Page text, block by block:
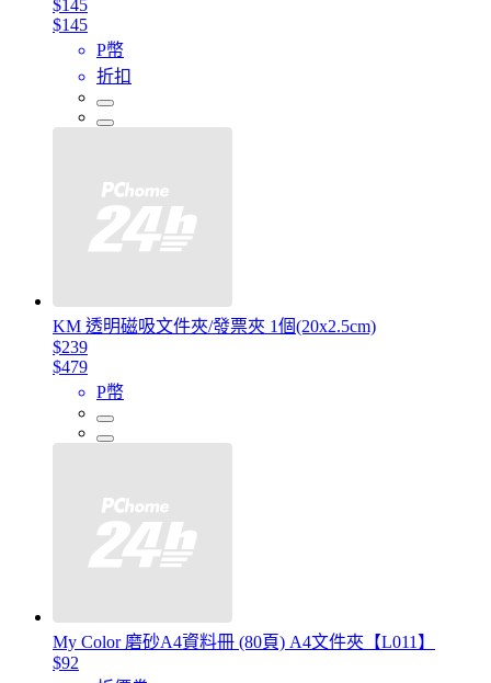
$145
$145
P幣
折扣
KM 透明磁吸文件夾/發票夾 1個(20x2.5cm)
$239
$479
P幣
My Color 磨砂A4資料冊 (80頁) A4文件夾【L011】
$92